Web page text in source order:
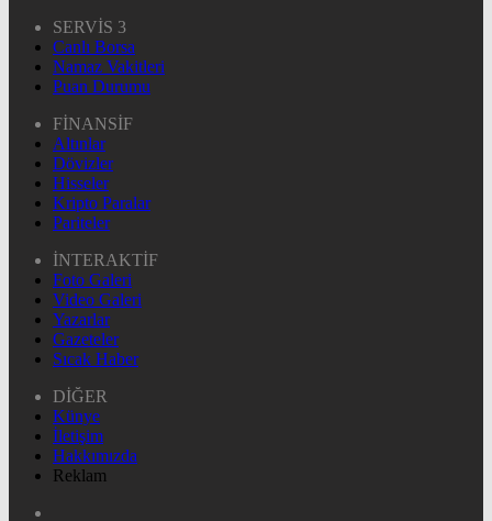
SERVİS 3
Canlı Borsa
Namaz Vakitleri
Puan Durumu
FİNANSİF
Altınlar
Dövizler
Hisseler
Kripto Paralar
Pariteler
İNTERAKTİF
Foto Galeri
Video Galeri
Yazarlar
Gazeteler
Sıcak Haber
DİĞER
Künye
İletişim
Hakkımızda
Reklam